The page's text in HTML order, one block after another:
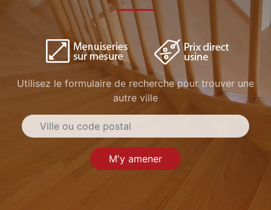
Utilisez le formulaire de recherche pour trouver une
autre ville
M'y amener